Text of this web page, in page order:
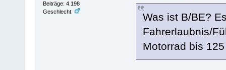
Beiträge: 4.198
Geschlecht:
Was ist B/BE?
Fahrerlaubnis/
Motorrad bis